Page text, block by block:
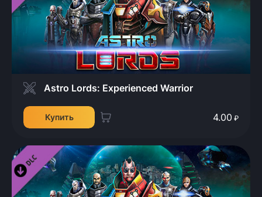
Astro Lords: Experienced Warrior
Купить 4.00 ₽